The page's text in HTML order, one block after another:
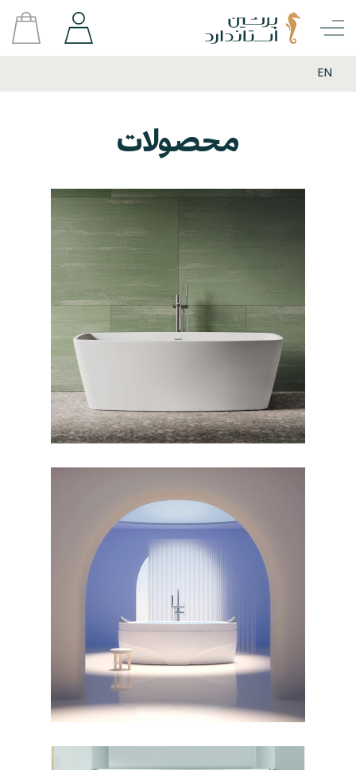
EN
محصولات